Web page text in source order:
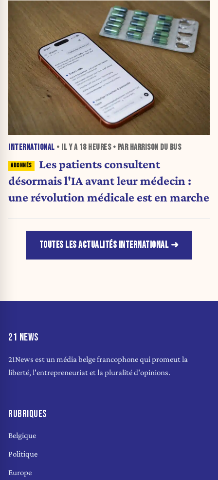
INTERNATIONAL • IL Y A 18 HEURES• PAR HARRISON DU BUS
Les patients consultent
désormais l'IA avant leur médecin :
une révolution médicale est en marche
TOUTES LES ACTUALITÉS INTERNATIONAL
21 NEWS
21News est un média belge francophone qui promeut la
liberté, l'entrepreneuriat et la pluralité d'opinions.
RUBRIQUES
Belgique
Politique
Europe